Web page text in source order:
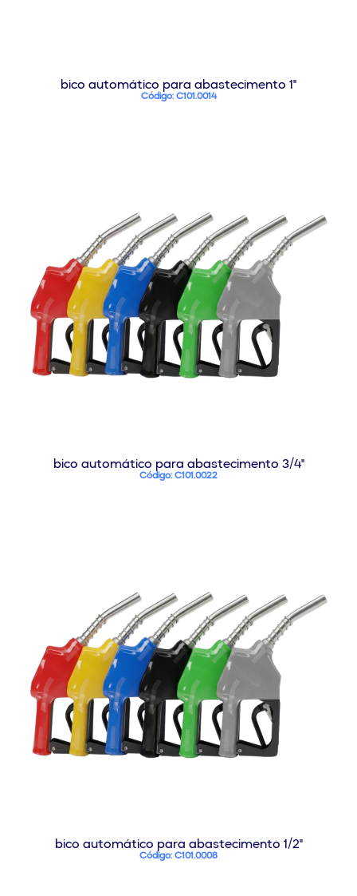
bico automático para abastecimento 1"
Código: C101.0014
bico automático para abastecimento 3/4"
Código: C101.0022
bico automático para abastecimento 1/2"
Código: C101.0008